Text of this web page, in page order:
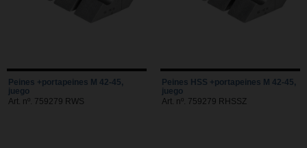
Peines +portapeines M 42-45,
juego
Art. nº. 759279 RWS
Peines HSS +portapeines M 42-45,
juego
Art. nº. 759279 RHSSZ